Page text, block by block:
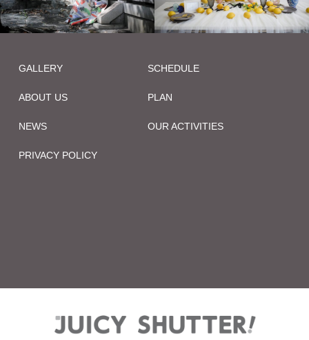
GALLERY
ABOUT US
NEWS
PRIVACY POLICY
SCHEDULE
PLAN
OUR ACTIVITIES